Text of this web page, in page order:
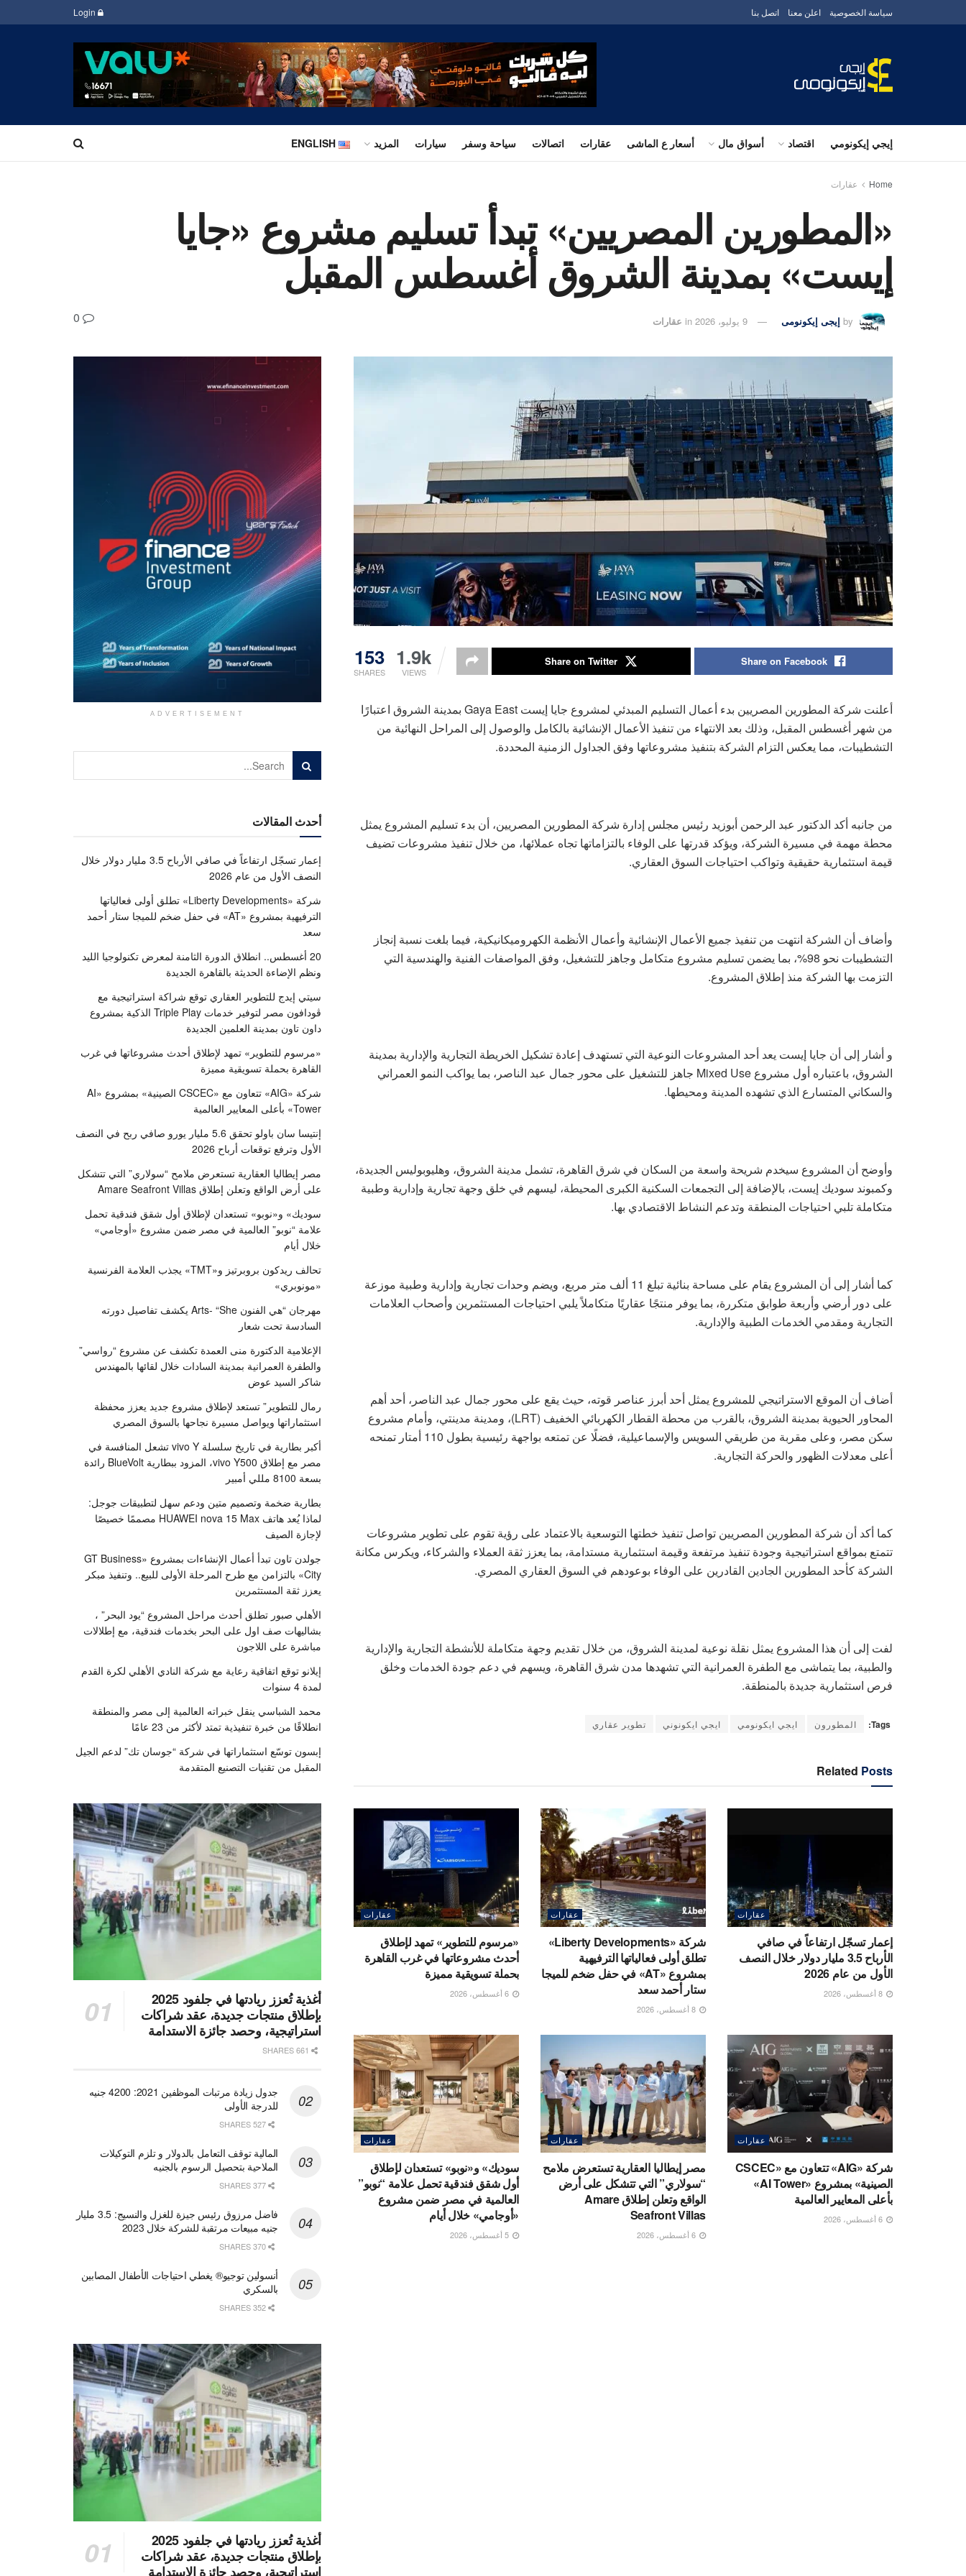
سياسة الخصوصية اعلن معنا اتصل بنا
إيجي إيكونومي اقتصاد أسواق مال أسعار ع الماشى عقارات اتصالات سياحة وسفر سيارات المزيد ENGLISH
Home عقارات
«المطورين المصريين» تبدأ تسليم مشروع «جايا
إيست» بمدينة الشروق أغسطس المقبل
by إيجى إيكونومى 9 يوليو، 2026 in عقارات
153
SHARES
1.9k
VIEWS
Share on Facebook
Share on Twitter
أعلنت شركة المطورين المصريين بدء أعمال التسليم المبدئي لمشروع جايا إيست Gaya East بمدينة الشروق اعتبارًا
من شهر أغسطس المقبل، وذلك بعد الانتهاء من تنفيذ الأعمال الإنشائية بالكامل والوصول إلى المراحل النهائية من
التشطيبات، مما يعكس التزام الشركة بتنفيذ مشروعاتها وفق الجداول الزمنية المحددة.
من جانبه أكد الدكتور عبد الرحمن أبوزيد رئيس مجلس إدارة شركة المطورين المصريين، أن بدء تسليم المشروع يمثل
محطة مهمة في مسيرة الشركة، ويؤكد قدرتها على الوفاء بالتزاماتها تجاه عملائها، من خلال تنفيذ مشروعات تضيف
قيمة استثمارية حقيقية وتواكب احتياجات السوق العقاري.
وأضاف أن الشركة انتهت من تنفيذ جميع الأعمال الإنشائية وأعمال الأنظمة الكهروميكانيكية، فيما بلغت نسبة إنجاز
التشطيبات نحو 98%، بما يضمن تسليم مشروع متكامل وجاهز للتشغيل، وفق المواصفات الفنية والهندسية التي
التزمت بها الشركة منذ إطلاق المشروع.
و أشار إلى أن جايا إيست يعد أحد المشروعات النوعية التي تستهدف إعادة تشكيل الخريطة التجارية والإدارية بمدينة
الشروق، باعتباره أول مشروع Mixed Use جاهز للتشغيل على محور جمال عبد الناصر، بما يواكب النمو العمراني
والسكاني المتسارع الذي تشهده المدينة ومحيطها.
وأوضح أن المشروع سيخدم شريحة واسعة من السكان في شرق القاهرة، تشمل مدينة الشروق، وهليوبوليس الجديدة،
وكمبوند سوديك إيست، بالإضافة إلى التجمعات السكنية الكبرى المحيطة، ليسهم في خلق وجهة تجارية وإدارية وطبية
متكاملة تلبي احتياجات المنطقة وتدعم النشاط الاقتصادي بها.
كما أشار إلى أن المشروع يقام على مساحة بنائية تبلغ 11 ألف متر مربع، ويضم وحدات تجارية وإدارية وطبية موزعة
على دور أرضي وأربعة طوابق متكررة، بما يوفر منتجًا عقاريًا متكاملاً يلبي احتياجات المستثمرين وأصحاب العلامات
التجارية ومقدمي الخدمات الطبية والإدارية.
أضاف أن الموقع الاستراتيجي للمشروع يمثل أحد أبرز عناصر قوته، حيث يقع على محور جمال عبد الناصر، أحد أهم
المحاور الحيوية بمدينة الشروق، بالقرب من محطة القطار الكهربائي الخفيف (LRT)، ومدينة مدينتي، وأمام مشروع
سكن مصر، وعلى مقربة من طريقي السويس والإسماعيلية، فضلًا عن تمتعه بواجهة رئيسية بطول 110 أمتار تمنحه
أعلى معدلات الظهور والحركة التجارية.
كما أكد أن شركة المطورين المصريين تواصل تنفيذ خطتها التوسعية بالاعتماد على رؤية تقوم على تطوير مشروعات
تتمتع بمواقع استراتيجية وجودة تنفيذ مرتفعة وقيمة استثمارية مستدامة، بما يعزز ثقة العملاء والشركاء، ويكرس مكانة
الشركة كأحد المطورين الجادين القادرين على الوفاء بوعودهم في السوق العقاري المصري.
لفت إلى أن هذا المشروع يمثل نقلة نوعية لمدينة الشروق، من خلال تقديم وجهة متكاملة للأنشطة التجارية والإدارية
والطبية، بما يتماشى مع الطفرة العمرانية التي تشهدها مدن شرق القاهرة، ويسهم في دعم جودة الخدمات وخلق
فرص استثمارية جديدة بالمنطقة.
Tags: المطورون ايجي ايكونومي ايجي ايكونوني تطوير عقاري
Related Posts
عقارات
إعمار تسجّل ارتفاعاً في صافي
الأرباح 3.5 مليار دولار خلال النصف
الأول من عام 2026
عقارات
شركة «Liberty Developments»
تطلق أولى فعالياتها الترفيهية
بمشروع «AT» في حفل ضخم للميجا
ستار أحمد سعد
عقارات
«مرسوم للتطوير» تمهد لإطلاق
أحدث مشروعاتها في غرب القاهرة
بحملة تسويقية مميزة
عقارات
شركة «AIG» تتعاون مع «CSCEC
الصينية» بمشروع «AI Tower»
بأعلى المعايير العالمية
عقارات
مصر إيطاليا العقارية تستعرض ملامح
“سولاري” التي تتشكل على أرض
الواقع وتعلن إطلاق Amare
Seafront Villas
عقارات
سوديك» و«نوبو» تستعدان لإطلاق
أول شقق فندقية تحمل علامة “نوبو”
العالمية في مصر ضمن مشروع
«أوجامي» خلال أيام
ADVERTISEMENT
أحدث المقالات
إعمار تسجّل ارتفاعاً في صافي الأرباح 3.5 مليار دولار خلال
النصف الأول من عام 2026
شركة «Liberty Developments» تطلق أولى فعالياتها
الترفيهية بمشروع «AT» في حفل ضخم للميجا ستار أحمد
سعد
20 أغسطس.. انطلاق الدورة الثامنة لمعرض تكنولوجيا الليد
ونظم الإضاءة الحديثة بالقاهرة الجديدة
سيتي إيدج للتطوير العقاري توقع شراكة استراتيجية مع
ڤودافون مصر لتوفير خدمات Triple Play الذكية بمشروع
داون تاون بمدينة العلمين الجديدة
«مرسوم للتطوير» تمهد لإطلاق أحدث مشروعاتها في غرب
القاهرة بحملة تسويقية مميزة
شركة «AIG» تتعاون مع «CSCEC الصينية» بمشروع «AI
Tower» بأعلى المعايير العالمية
إنتيسا سان باولو تحقق 5.6 مليار يورو صافي ربح في النصف
الأول وترفع توقعات أرباح 2026
مصر إيطاليا العقارية تستعرض ملامح “سولاري” التي تتشكل
على أرض الواقع وتعلن إطلاق Amare Seafront Villas
سوديك» و«نوبو» تستعدان لإطلاق أول شقق فندقية تحمل
علامة “نوبو” العالمية في مصر ضمن مشروع «أوجامي»
خلال أيام
تحالف ريدكون بروبرتيز و«TMT» يجذب العلامة الفرنسية
«مونوبري»
مهرجان “هي الفنون Arts- “She يكشف تفاصيل دورته
السادسة تحت شعار
الإعلامية الدكتورة منى العمدة تكشف عن مشروع “رواسي”
والطفرة العمرانية بمدينة السادات خلال لقائها بالمهندس
شاكر السيد عوض
رمال للتطوير” تستعد لإطلاق مشروع جديد يعزز محفظة
استثماراتها ويواصل مسيرة نجاحها بالسوق المصري
أكبر بطارية في تاريخ سلسلة vivo Y تشعل المنافسة في
مصر مع إطلاق vivo Y500، المزود ببطارية BlueVolt رائدة
بسعة 8100 مللي أمبير
بطارية ضخمة وتصميم متين ودعم سهل لتطبيقات جوجل:
لماذا يُعد هاتف HUAWEI nova 15 Max مصممًا خصيصًا
لإجازة الصيف
جولدن تاون تبدأ أعمال الإنشاءات بمشروع «GT Business
City» بالتزامن مع طرح المرحلة الأولى للبيع.. وتنفيذ مبكر
يعزز ثقة المستثمرين
الأهلي صبور تطلق أحدث مراحل المشروع “يود البحر” ،
بشاليهات صف اول على البحر بخدمات فندقية، مع إطلالات
مباشرة على اللاجون
إيلانو توقع اتفاقية رعاية مع شركة النادي الأهلي لكرة القدم
لمدة 4 سنوات
محمد الشباسي ينقل خبراته العالمية إلى مصر والمنطقة
انطلاقًا من خبرة تنفيذية تمتد لأكثر من 23 عامًا
إبسون توسّع استثماراتها في شركة “جوسان تك” لدعم الجيل
المقبل من تقنيات التصنيع المتقدمة
أغذية تُعزز ريادتها في جلفود 2025
بإطلاق منتجات جديدة، عقد شراكات
استراتيجية، وحصد جائزة الاستدامة
جدول زيادة مرتبات الموظفين 2021: 4200 جنيه
للدرجة الأولى
المالية توقف التعامل بالدولار و تلزم التوكيلات
الملاحية بتحصيل الرسوم بالجنيه
فاضل مرزوق رئيس جيزة للغزل والنسيج: 3.5 مليار
جنيه مبيعات مرتقبة للشركة خلال 2023
أنسولين توجيو® يغطي احتياجات الأطفال المصابين
بالسكري
أغذية تُعزز ريادتها في جلفود 2025
بإطلاق منتجات جديدة، عقد شراكات
استراتيجية، وحصد جائزة الاستدامة